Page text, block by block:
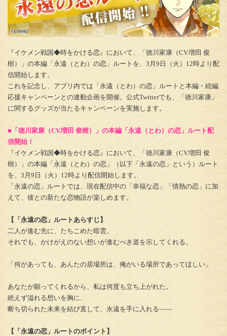
『イケメン戦国◆時をかける恋』において、「徳川家康（CV.増田 俊
樹）」の本編「永遠（とわ）の恋」ルートを、3月9日（火）12時より配
信開始します。
これを記念し、アプリ内では「永遠（とわ）の恋」ルートと本編・続編
応援キャンペーンとの連動企画を開催。公式Twitterでも、「徳川家康」
に関するグッズが当たるキャンペーンを実施します。
■「徳川家康（CV.増田 俊樹）」の本編「永遠（とわ）の恋」ルート配
信開始！
『イケメン戦国◆時をかける恋』において、「徳川家康（CV.増田 俊
樹）」の本編「永遠（とわ）の恋」（以下「永遠の恋」という）ルート
を、3月9日（火）12時より配信開始します。
「永遠の恋」ルートでは、現在配信中の「幸福な恋」「情熱の恋」に加
えて、彼との新たな恋物語が楽しめます。
【「永遠の恋」ルートあらすじ】
二人が進む先に、たちこめた暗雲。
それでも、かけがえのない想いが進むべき道を示してくれる。
「何があっても、あんたの居場所は、俺がいる場所であってほしい」
あなたが願ってくれるから、私は何度も立ち上がれた。
絶えず溢れる想いを胸に、
断ち切られた未来を結び直して、永遠を手に入れる――
【「永遠の恋」ルートのポイント】